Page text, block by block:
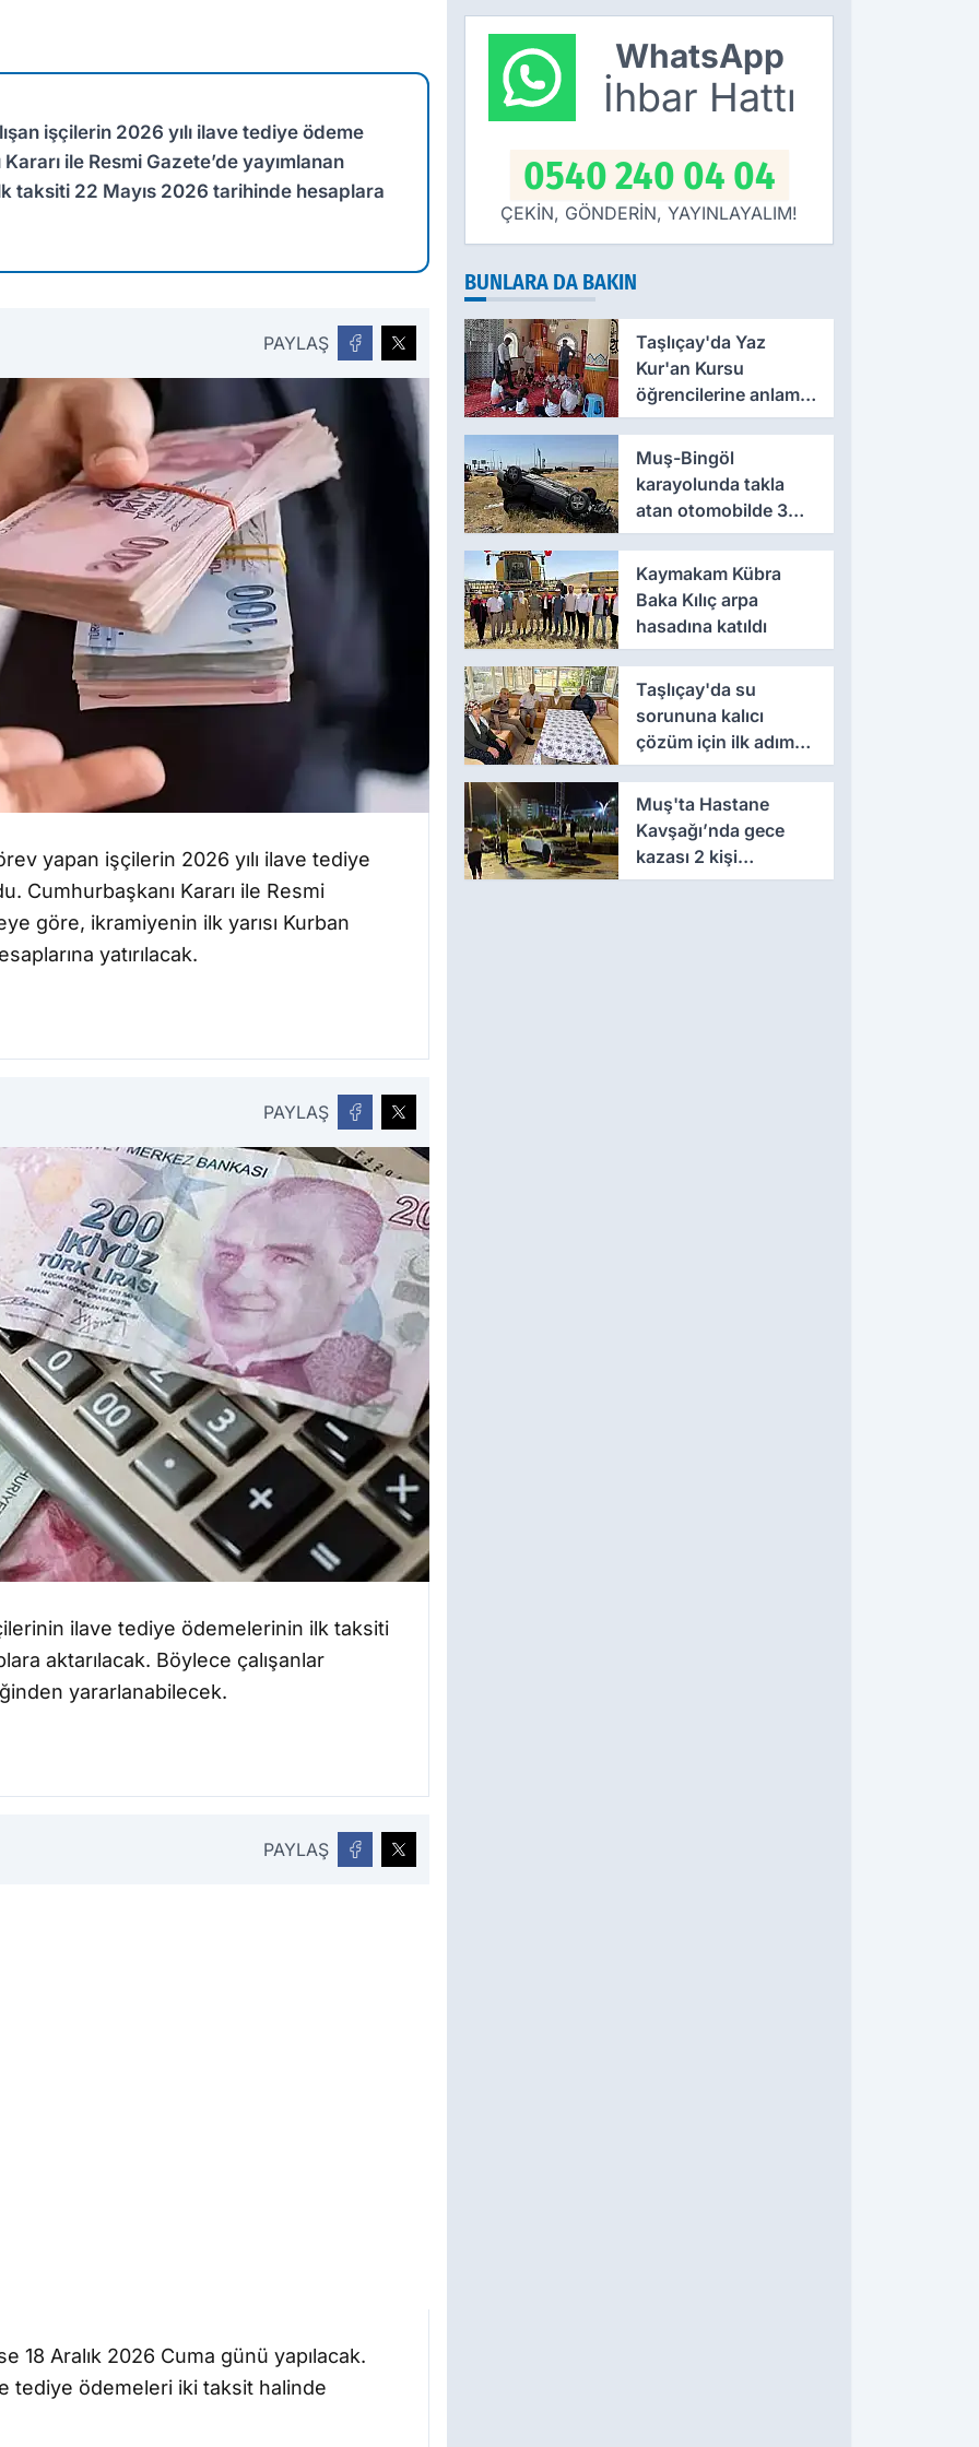
işçilerin 2026 yılı ilave tediye ödeme
ile Resmi Gazete’de yayımlanan
taksiti 22 Mayıs 2026 tarihinde hesaplara
PAYLAŞ
yapan işçilerin 2026 yılı ilave tediye
Cumhurbaşkanı Kararı ile Resmi
göre, ikramiyenin ilk yarısı Kurban
yatırılacak.
PAYLAŞ
ilave tediye ödemelerinin ilk taksiti
aktarılacak. Böylece çalışanlar
yararlanabilecek.
PAYLAŞ
18 Aralık 2026 Cuma günü yapılacak.
tediye ödemeleri iki taksit halinde
Zamlı Maaşın
Ödeneceği
Tarih Netleşti
Şimşek'ten
ziyaret
WhatsApp
İhbar Hattı
0540 240 04 04
ÇEKİN, GÖNDERİN, YAYINLAYALIM!
BUNLARA DA BAKIN
Taşlıçay'da Yaz
Kur'an Kursu
öğrencilerine anlamlı
ziyaret
Muş-Bingöl
karayolunda takla
atan otomobilde 3
kişi yaralandı
Kaymakam Kübra
Baka Kılıç arpa
hasadına katıldı
Taşlıçay'da su
sorununa kalıcı
çözüm için ilk adım
atıldı
Muş'ta Hastane
Kavşağı’nda gece
kazası 2 kişi
yaralandı